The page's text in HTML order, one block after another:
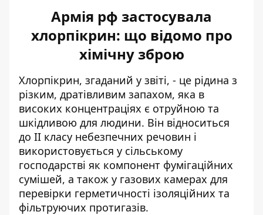
Армія рф застосувала
хлорпікрин: що відомо про
хімічну зброю
Хлорпікрин, згаданий у звіті, - це рідина з
різким, дратівливим запахом, яка в
високих концентраціях є отруйною та
шкідливою для людини. Він відноситься
до II класу небезпечних речовин і
використовується у сільському
господарстві як компонент фумігаційних
сумішей, а також у газових камерах для
перевірки герметичності ізоляційних та
фільтруючих протигазів.